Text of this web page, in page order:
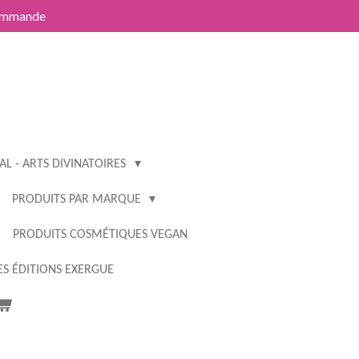
- ARTS DIVINATOIRES
PRODUITS PAR MARQUE
PRODUITS COSMÉTIQUES VEGAN
ÉDITIONS EXERGUE